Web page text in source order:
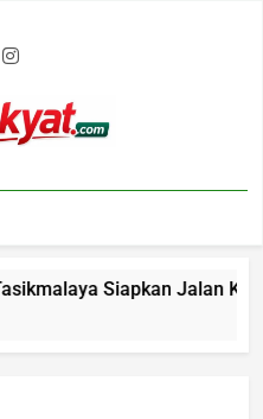
Siapkan Jalan